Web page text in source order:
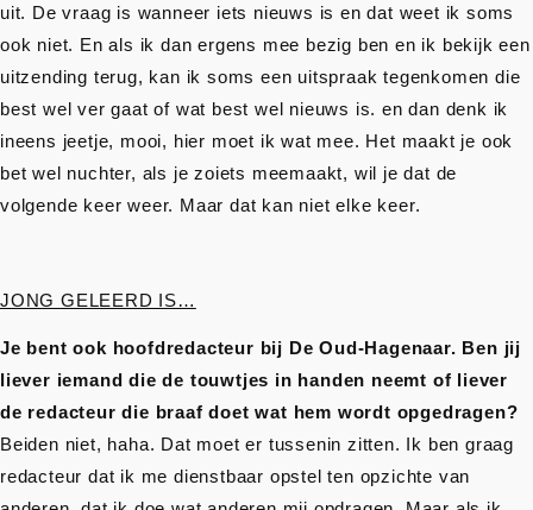
uit. De vraag is wanneer iets nieuws is en dat weet ik soms
ook niet. En als ik dan ergens mee bezig ben en ik bekijk een
uitzending terug, kan ik soms een uitspraak tegenkomen die
best wel ver gaat of wat best wel nieuws is. en dan denk ik
ineens jeetje, mooi, hier moet ik wat mee. Het maakt je ook
bet wel nuchter, als je zoiets meemaakt, wil je dat de
volgende keer weer. Maar dat kan niet elke keer.
JONG GELEERD IS…
Je bent ook hoofdredacteur bij De Oud-Hagenaar. Ben jij
liever iemand die de touwtjes in handen neemt of liever
de redacteur die braaf doet wat hem wordt opgedragen?
Beiden niet, haha. Dat moet er tussenin zitten. Ik ben graag
redacteur dat ik me dienstbaar opstel ten opzichte van